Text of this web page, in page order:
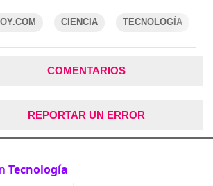
CIENCIA TECNOLOGÍA
COMENTARIOS
REPORTAR UN ERROR
Tecnología